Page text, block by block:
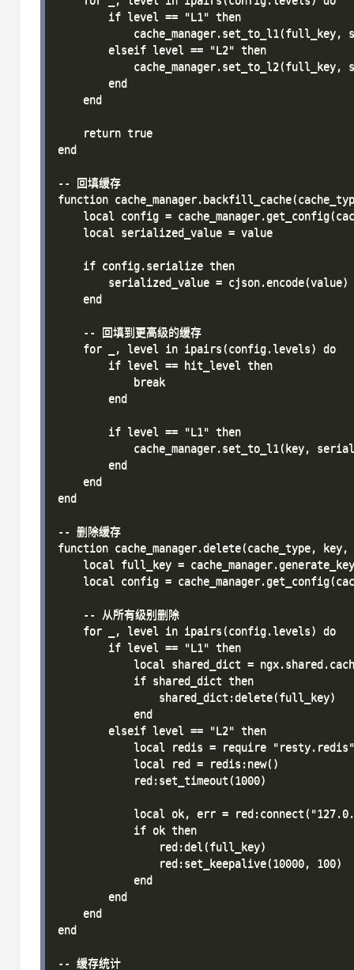
        if level == "L1" then
cache_manager.set_to_l1(full_key,
        elseif level == "L2" then
cache_manager.set_to_l2(full_key,
        end
    end
    return true
end
-- 回填缓存
function
local config =
    local serialized_value = value
    if config.serialize then
        serialized_value = cjson.encode(value)
    end
    -- 回填到更高级的缓存
    for _, level in ipairs(config.levels) do
        if level == hit_level then
            break
        end
        if level == "L1" then
cache_manager.set_to_l1(key,
        end
    end
end
-- 删除缓存
function cache_manager.delete(cache_type,
local full_key =
local config =
    -- 从所有级别删除
    for _, level in ipairs(config.levels) do
        if level == "L1" then
local shared_dict =
            if shared_dict then
                shared_dict:delete(full_key)
            end
        elseif level == "L2" then
            local redis = require "resty.redis"
            local red = redis:new()
            red:set_timeout(1000)
local ok, err =
            if ok then
                red:del(full_key)
                red:set_keepalive(10000, 100)
            end
        end
    end
end
-- 缓存统计